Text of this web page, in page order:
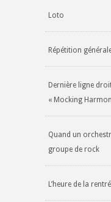
Loto
Répétition
Dernière ligne
« Mocking
Quand un
groupe de rock
L’heure de la